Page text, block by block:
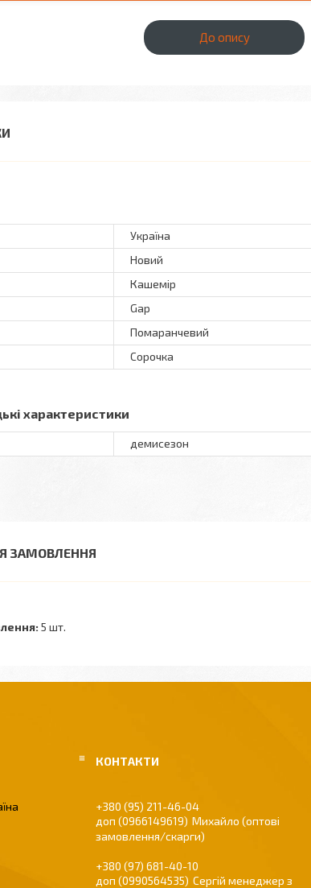
До опису
Україна
Новий
Кашемір
Gap
Помаранчевий
Сорочка
характеристики
демисезон
ЗАМОВЛЕННЯ
5 шт.
+380 (95) 211-46-04
0966149619
Михайло (оптові
замовлення/скарги)
+380 (97) 681-40-10
0990564535
Сергій менеджер з